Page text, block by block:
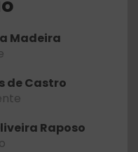
Madeira
de Castro
Raposo